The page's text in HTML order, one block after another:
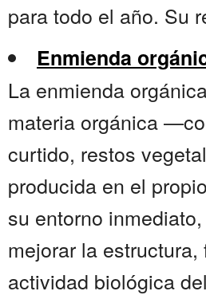
para todo el año. Su
Enmienda
La enmienda
materia orgánica
curtido, restos
producida en el
su entorno
mejorar la
actividad biológica